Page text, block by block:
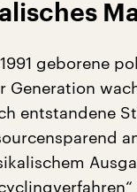
geborene
Generation
entstandene